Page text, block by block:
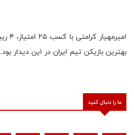
بهترین بازیکن تیم ایران در این دیدار بود.
ما را دنبال کنید